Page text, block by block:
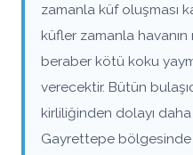
zamanla küf oluşması
küfler zamanla
beraber kötü koku
verecektir. Bütün
kirliliğinden dolayı daha
Gayrettepe